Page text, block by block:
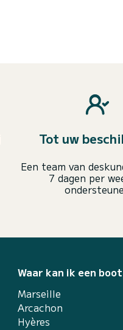
Tot uw
Een team van
7 dagen per
Waar kan ik een
Marseille
Arcachon
Hyères